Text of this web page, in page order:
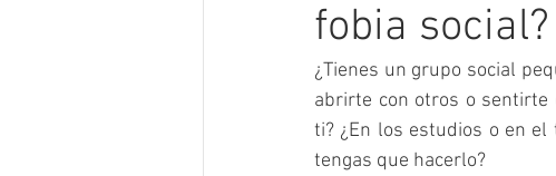
fobia social?
¿Tienes un grupo social
abrirte con otros o sentirte
ti? ¿En los estudios o en
tengas que hacerlo?